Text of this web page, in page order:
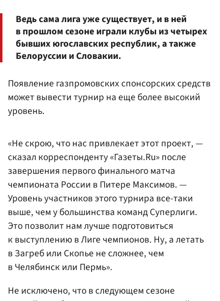
Ведь сама лига уже существует, и в ней
в прошлом сезоне играли клубы из четырех
бывших югославских республик, а также
Белоруссии и Словакии.
Появление газпромовских спонсорских средств
может вывести турнир на еще более высокий
уровень.
«Не скрою, что нас привлекает этот проект, —
сказал корреспонденту «Газеты.Ru» после
завершения первого финального матча
чемпионата России в Питере Максимов. —
Уровень участников этого турнира все-таки
выше, чем у большинства команд Суперлиги.
Это позволит нам лучше подготовиться
к выступлению в Лиге чемпионов. Ну, а летать
в Загреб или Скопье не сложнее, чем
в Челябинск или Пермь».
Не исключено, что в следующем сезоне